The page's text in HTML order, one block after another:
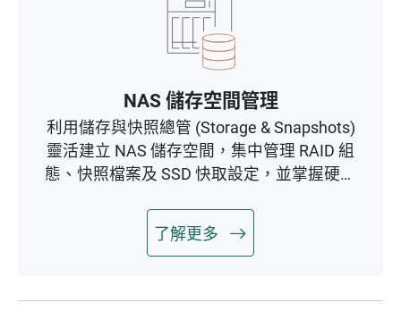
NAS 儲存空間管理
利用儲存與快照總管 (Storage & Snapshots)
靈活建立 NAS 儲存空間，集中管理 RAID 組
態、快照檔案及 SSD 快取設定，並掌握硬碟
了解更多